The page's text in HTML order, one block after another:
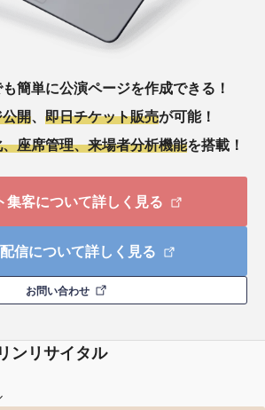
簡単に公演ページを作成できる！
開
即日チケット販売が可能！
座席管理、来場者分析機能を搭載！
集客について詳しく見る
信について詳しく見る
お問い合わせ
ンリサイタル